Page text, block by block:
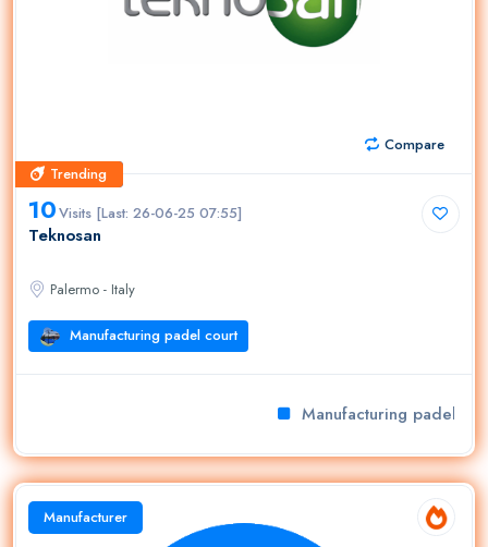
Compare
Trending
Trending
10Visits [Last: 26-06-25 07:55]
Teknosan
Palermo - Italy
Manufacturing padel court
Manufacturing padel
Manufacturer